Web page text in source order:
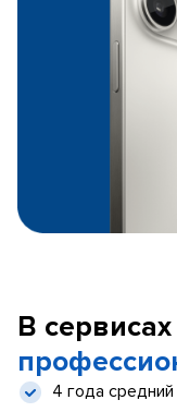
В
4 года